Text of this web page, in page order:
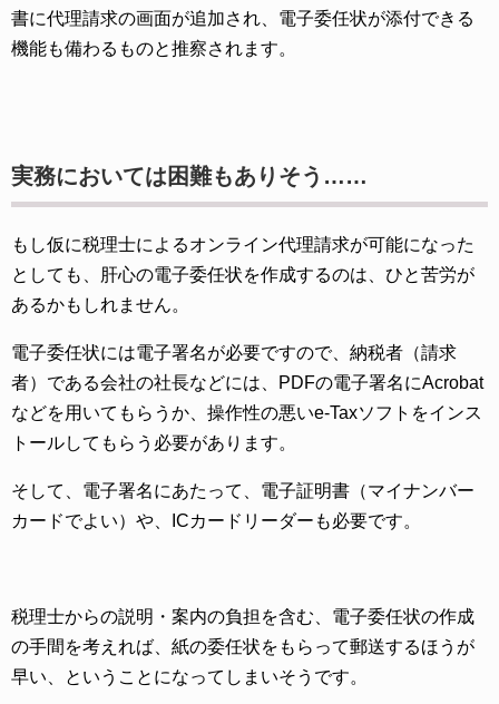
書に代理請求の画面が追加され、電子委任状が添付できる
機能も備わるものと推察されます。
実務においては困難もありそう……
もし仮に税理士によるオンライン代理請求が可能になった
としても、肝心の電子委任状を作成するのは、ひと苦労が
あるかもしれません。
電子委任状には電子署名が必要ですので、納税者（請求
者）である会社の社長などには、PDFの電子署名にAcrobat
などを用いてもらうか、操作性の悪いe-Taxソフトをインス
トールしてもらう必要があります。
そして、電子署名にあたって、電子証明書（マイナンバー
カードでよい）や、ICカードリーダーも必要です。
税理士からの説明・案内の負担を含む、電子委任状の作成
の手間を考えれば、紙の委任状をもらって郵送するほうが
早い、ということになってしまいそうです。